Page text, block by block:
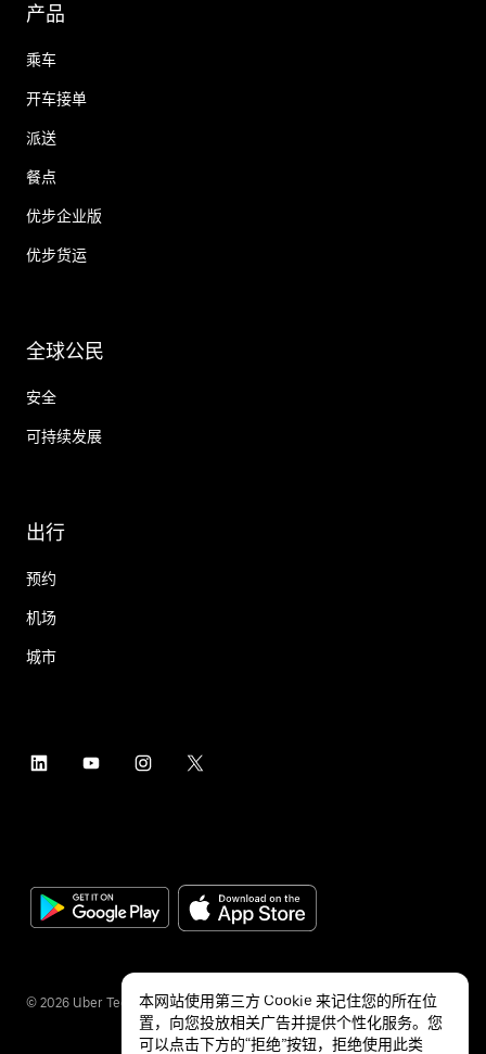
产品
乘车
开车接单
派送
餐点
优步企业版
优步货运
全球公民
安全
可持续发展
出行
预约
机场
城市
© 2026 Uber Technologies Inc.
本网站使用第三方 Cookie 来记住您的所在位
置，向您投放相关广告并提供个性化服务。您
可以点击下方的“拒绝”按钮，拒绝使用此类